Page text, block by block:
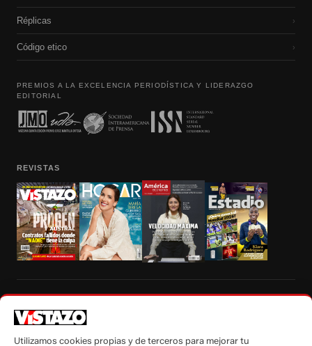
Réplicas ›
Código etico ›
PREMIOS A LA EXCELENCIA PERIODÍSTICA Y LIDERAZGO
EDITORIAL
REVISTAS
autorización escrita de su titular, de todos los contenidos de Vistazo.com.
Utilizamos cookies propias y de terceros para mejorar tu